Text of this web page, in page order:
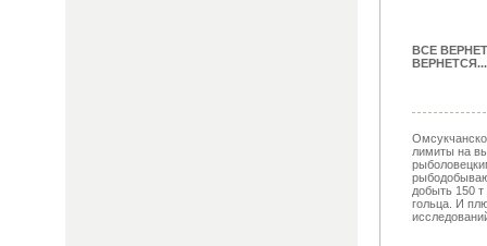
ВСЕ
ВЕРНЕТСЯ...
лимиты на
добыть 150
гольца. И